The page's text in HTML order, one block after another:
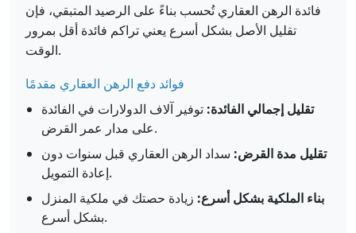
فائدة الرهن العقاري تُحسب بناءً على الرصيد المتبقي، فإن
تقليل الأصل بشكل أسرع يعني تراكم فائدة أقل بمرور
الوقت.
فوائد دفع الرهن العقاري مقدمًا
تقليل إجمالي الفائدة: توفير آلاف الدولارات في الفائدة
على مدار عمر القرض.
تقليل مدة القرض: سداد الرهن العقاري قبل سنوات دون
إعادة التمويل.
بناء الملكية بشكل أسرع: زيادة حصتك في ملكية المنزل
بشكل أسرع.